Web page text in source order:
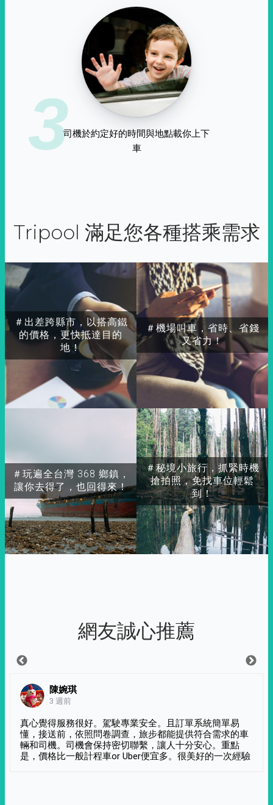
3司機於約定好的時間與地點載你上下
車
Tripool 滿足您各種搭乘需求
＃出差跨縣市，以搭高鐵
的價格，更快抵達目的
地！
＃玩遍全台灣 368 鄉鎮，
讓你去得了，也回得來！
＃秘境小旅行，抓緊時機
搶拍照，免找車位輕鬆
到！
＃機場叫車，省時、省錢
又省力！
網友誠心推薦
陳婉琪
3 週前
真心覺得服務很好。駕駛專業安全。且訂單系統簡單易
懂，接送前，依照問卷調查，旅步都能提供符合需求的車
輛和司機。司機會保持密切聯繫，讓人十分安心。重點
是，價格比一般計程車or Uber便宜多。很美好的一次經驗